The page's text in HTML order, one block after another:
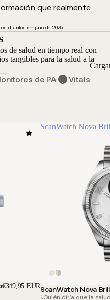
que realmente
distintos en junio de 2025.
de salud en tiempo real con
tangibles para la salud a la
de PA Vitals
€349,95 EUR
ScanWatch Nova
ScanWatch Nova
¿Quién diría que la